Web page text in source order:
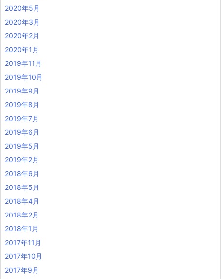
2020年5月
2020年3月
2020年2月
2020年1月
2019年11月
2019年10月
2019年9月
2019年8月
2019年7月
2019年6月
2019年5月
2019年2月
2018年6月
2018年5月
2018年4月
2018年2月
2018年1月
2017年11月
2017年10月
2017年9月